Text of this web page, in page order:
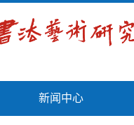
新闻中心